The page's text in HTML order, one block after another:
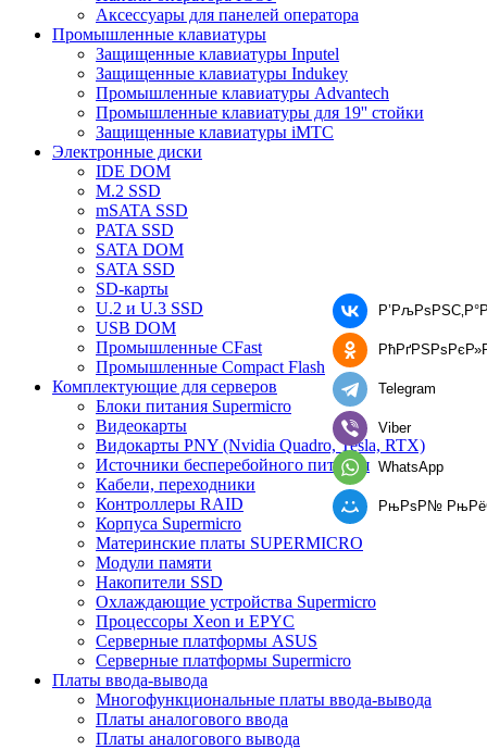
Аксессуары для панелей оператора
Промышленные клавиатуры
Защищенные клавиатуры Inputel
Защищенные клавиатуры Indukey
Промышленные клавиатуры Advantech
Промышленные клавиатуры для 19'' стойки
Защищенные клавиатуры iMTC
Электронные диски
IDE DOM
M.2 SSD
mSATA SSD
PATA SSD
SATA DOM
SATA SSD
SD-карты
U.2 и U.3 SSD
USB DOM
Промышленные CFast
Промышленные Compact Flash
Комплектующие для серверов
Блоки питания Supermicro
Видеокарты
Видокарты PNY (Nvidia Quadro, Tesla, RTX)
Источники бесперебойного питания
Кабели, переходники
Контроллеры RAID
Корпуса Supermicro
Материнские платы SUPERMICRO
Модули памяти
Накопители SSD
Охлаждающие устройства Supermicro
Процессоры Xeon и EPYC
Серверные платформы ASUS
Серверные платформы Supermicro
Платы ввода-вывода
Многофункциональные платы ввода-вывода
Платы аналогового ввода
Платы аналогового вывода
Telegram
Viber
WhatsApp
РњРѕР№